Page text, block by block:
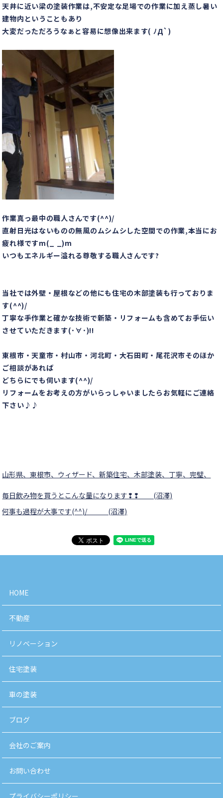
天井に近い梁の塗装作業は,不安定な足場での作業に加え蒸し暑い
建物内ということもあり
大変だっただろうなぁと容易に想像出来ます( ﾉД`)
作業真っ最中の職人さんです(^^)/
直射日光はないものの無風のムシムシした空間での作業,本当にお
疲れ様ですm(_ _)m
いつもエネルギー溢れる尊敬する職人さんです?
当社では外壁・屋根などの他にも住宅の木部塗装も行っておりま
す(^^)/
丁寧な手作業と確かな技術で新築・リフォームも含めてお手伝い
させていただきます(･∀･)!!
東根市・天童市・村山市・河北町・大石田町・尾花沢市そのほか
ご相談があれば
どちらにでも伺います(^^)/
リフォームをお考えの方がいらっしゃいましたらお気軽にご連絡
下さい♪♪
山形県、東根市、ウィザード、新築住宅、木部塗装、丁寧、完璧、
毎日飲み物を買うとこんな量になります❢❢ (沼澤)
何事も過程が大事です(^^)/ (沼澤)
HOME
不動産
リノベーション
住宅塗装
車の塗装
ブログ
会社のご案内
お問い合わせ
プライバシーポリシー